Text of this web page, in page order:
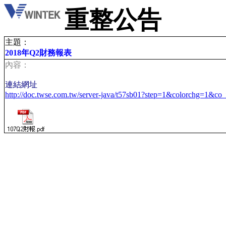
重整公告
主題：
2018年Q2財務報表
內容：
連結網址
http://doc.twse.com.tw/server-java/